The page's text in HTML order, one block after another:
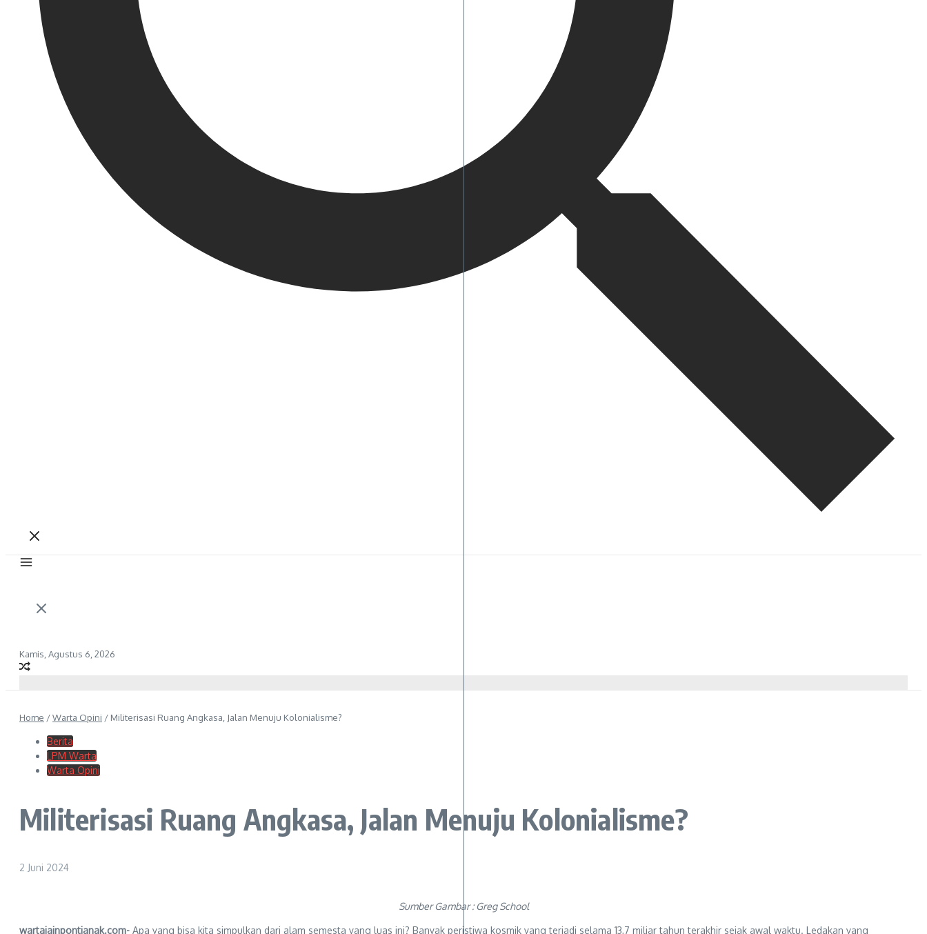
Kamis, Agustus 6, 2026
Home /Warta Opini / Militerisasi Ruang Angkasa, Jalan Menuju Kolonialisme?
Berita
LPM Warta
Warta Opini
Militerisasi Ruang Angkasa, Jalan Menuju Kolonialisme?
2 Juni 2024
Sumber Gambar : Greg School
wartaiainpontianak.com- Apa yang bisa kita simpulkan dari alam semesta yang luas ini? Banyak peristiwa kosmik yang terjadi selama 13,7 miliar tahun terakhir sejak awal waktu. Ledakan yang